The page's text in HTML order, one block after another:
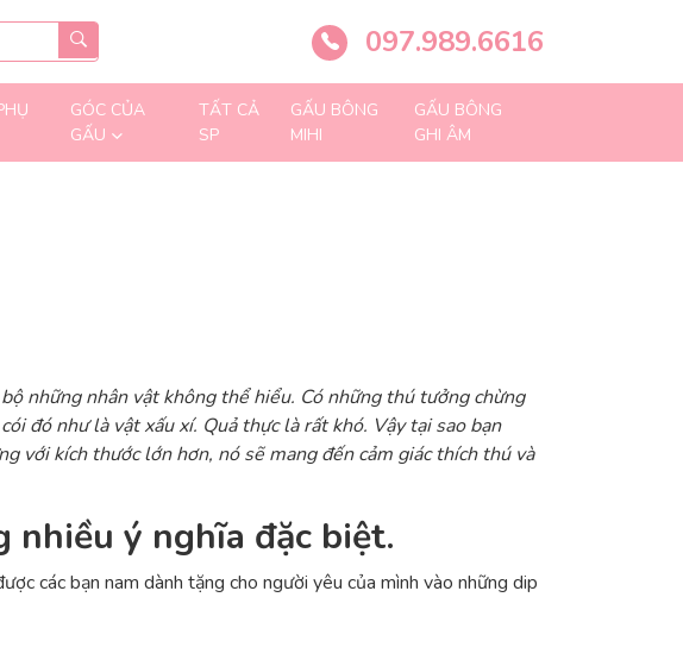
097.989.6616
GÓC CỦA
GẤU
TẤT CẢ
SP
GẤU BÔNG
MIHI
GẤU BÔNG
GHI ÂM
những nhân vật không thể hiểu. Có những thú tưởng chừng
đó như là vật xấu xí. Quả thực là rất khó. Vậy tại sao bạn
với kích thước lớn hơn, nó sẽ mang đến cảm giác thích thú và
nhiều ý nghĩa đặc biệt.
các bạn nam dành tặng cho người yêu của mình vào những dip